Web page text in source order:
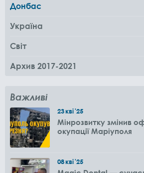
Донбас
Україна
Світ
Архив 2017-2021
Важливі
23кві'25
Мінрозвитку змінив
окупації Маріуполя
08кві'25